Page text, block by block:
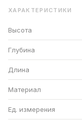
ХАРАКТЕРИСТИКИ
Высота
Глубина
Длина
Материал
Ед. измерения